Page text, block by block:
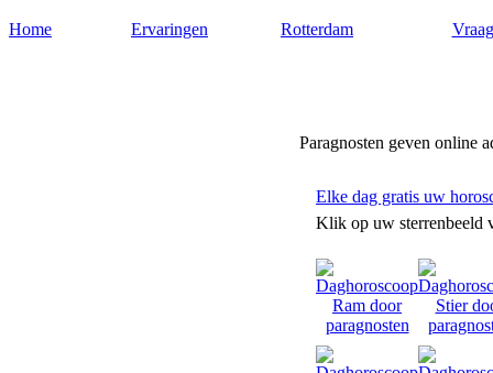
Home Ervaringen Rotterdam
Paragnosten geven online
Elke dag gratis uw
Klik op uw sterrenbeeld